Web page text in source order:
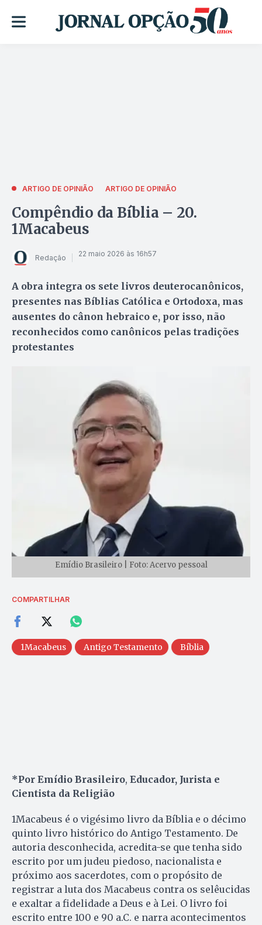
ARTIGO DE OPINIÃO ARTIGO DE OPINIÃO
Compêndio da Bíblia – 20.
1Macabeus
Redação 22 maio 2026 às 16h57
A obra integra os sete livros deuterocanônicos,
presentes nas Bíblias Católica e Ortodoxa, mas
ausentes do cânon hebraico e, por isso, não
reconhecidos como canônicos pelas tradições
protestantes
Emídio Brasileiro | Foto: Acervo pessoal
COMPARTILHAR
1Macabeus Antigo Testamento Bíblia
*Por Emídio Brasileiro, Educador, Jurista e
Cientista da Religião
1Macabeus é o vigésimo livro da Bíblia e o décimo
quinto livro histórico do Antigo Testamento. De
autoria desconhecida, acredita-se que tenha sido
escrito por um judeu piedoso, nacionalista e
próximo aos sacerdotes, com o propósito de
registrar a luta dos Macabeus contra os selêucidas
e exaltar a fidelidade a Deus e à Lei. O livro foi
escrito entre 100 e 90 a.C. e narra acontecimentos